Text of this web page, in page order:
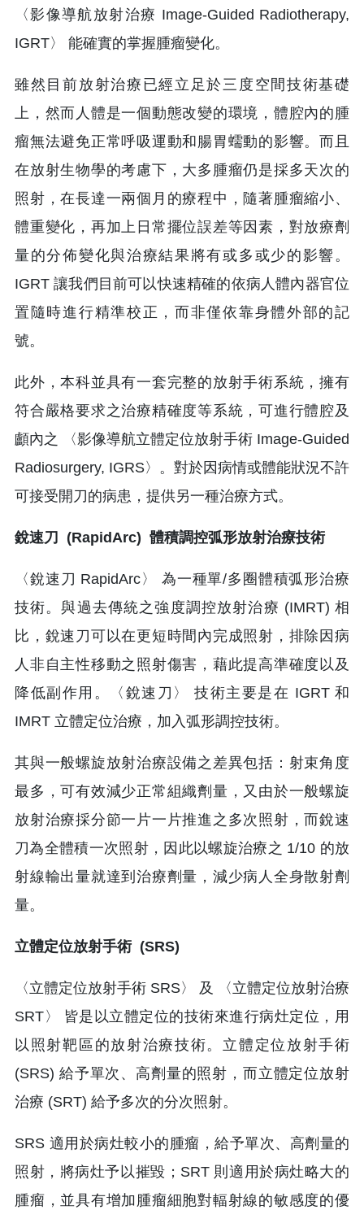
〈影像導航放射治療 Image-Guided Radiotherapy,
IGRT〉 能確實的掌握腫瘤變化。
雖然目前放射治療已經立足於三度空間技術基礎
上，然而人體是一個動態改變的環境，體腔內的腫
瘤無法避免正常呼吸運動和腸胃蠕動的影響。而且
在放射生物學的考慮下，大多腫瘤仍是採多天次的
照射，在長達一兩個月的療程中，隨著腫瘤縮小、
體重變化，再加上日常擺位誤差等因素，對放療劑
量的分佈變化與治療結果將有或多或少的影響。
IGRT 讓我們目前可以快速精確的依病人體內器官位
置隨時進行精準校正，而非僅依靠身體外部的記
號。
此外，本科並具有一套完整的放射手術系統，擁有
符合嚴格要求之治療精確度等系統，可進行體腔及
顱內之 〈影像導航立體定位放射手術 Image-Guided
Radiosurgery, IGRS〉。對於因病情或體能狀況不許
可接受開刀的病患，提供另一種治療方式。
銳速刀 (RapidArc) 體積調控弧形放射治療技術
〈銳速刀 RapidArc〉 為一種單/多圈體積弧形治療
技術。與過去傳統之強度調控放射治療 (IMRT) 相
比，銳速刀可以在更短時間內完成照射，排除因病
人非自主性移動之照射傷害，藉此提高準確度以及
降低副作用。〈銳速刀〉 技術主要是在 IGRT 和
IMRT 立體定位治療，加入弧形調控技術。
其與一般螺旋放射治療設備之差異包括：射束角度
最多，可有效減少正常組織劑量，又由於一般螺旋
放射治療採分節一片一片推進之多次照射，而銳速
刀為全體積一次照射，因此以螺旋治療之 1/10 的放
射線輸出量就達到治療劑量，減少病人全身散射劑
量。
立體定位放射手術 (SRS)
〈立體定位放射手術 SRS〉 及 〈立體定位放射治療
SRT〉 皆是以立體定位的技術來進行病灶定位，用
以照射靶區的放射治療技術。立體定位放射手術
(SRS) 給予單次、高劑量的照射，而立體定位放射
治療 (SRT) 給予多次的分次照射。
SRS 適用於病灶較小的腫瘤，給予單次、高劑量的
照射，將病灶予以摧毀；SRT 則適用於病灶略大的
腫瘤，並具有增加腫瘤細胞對輻射線的敏感度的優